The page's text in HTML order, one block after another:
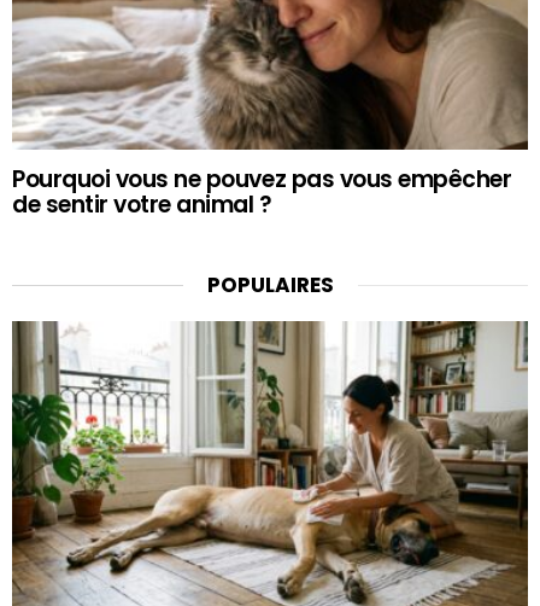
Pourquoi vous ne pouvez pas vous empêcher
de sentir votre animal ?
POPULAIRES